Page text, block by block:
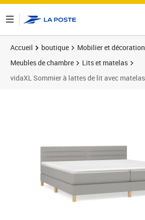
Accueil boutique
Mobilier et décoration
Meubles de chambre
Lits et matelas
vidaXL Sommier à lattes de lit avec